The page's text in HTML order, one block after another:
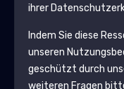
ihrer
Indem Sie diese
unseren
geschützt durch
weiteren Fragen